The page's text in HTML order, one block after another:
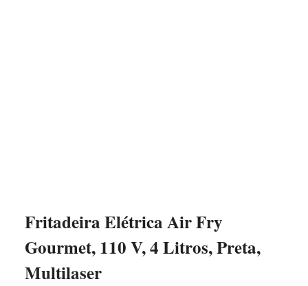
Fritadeira Elétrica Air Fry
Gourmet, 110 V, 4 Litros, Preta,
Multilaser